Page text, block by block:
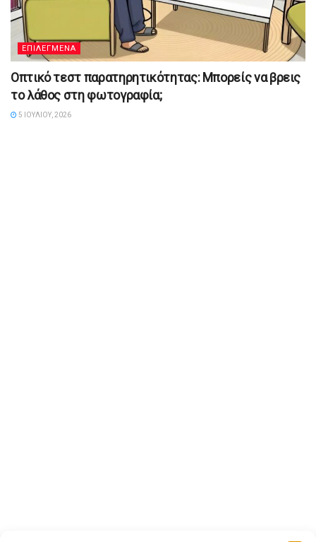
ΕΠΙΛΕΓΜΕΝΑ
Οπτικό τεστ παρατηρητικότητας: Μπορείς να βρεις
το λάθος στη φωτογραφία;
5 ΙΟΥΛΊΟΥ, 2026